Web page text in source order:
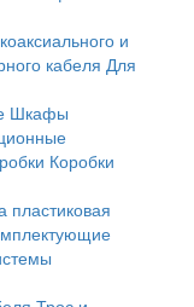
и
кабеля Для
Шкафы
Коробки
пластиковая